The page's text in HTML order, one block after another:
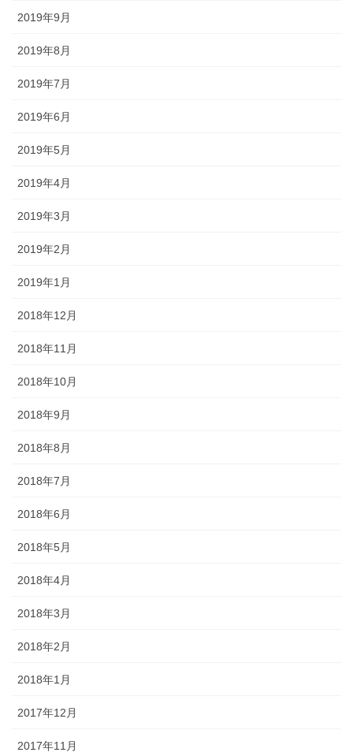
2019年9月
2019年8月
2019年7月
2019年6月
2019年5月
2019年4月
2019年3月
2019年2月
2019年1月
2018年12月
2018年11月
2018年10月
2018年9月
2018年8月
2018年7月
2018年6月
2018年5月
2018年4月
2018年3月
2018年2月
2018年1月
2017年12月
2017年11月